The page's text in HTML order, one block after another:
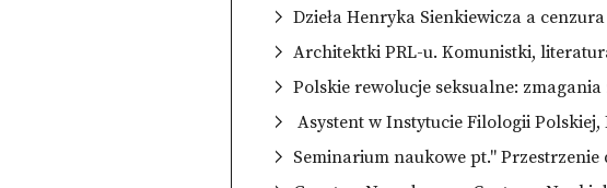
Dzieła Henryka Sienkiewicza a
Architektki PRL-u. Komunistki,
Polskie rewolucje seksualne:
Asystent w Instytucie Filologii
Seminarium naukowe pt."